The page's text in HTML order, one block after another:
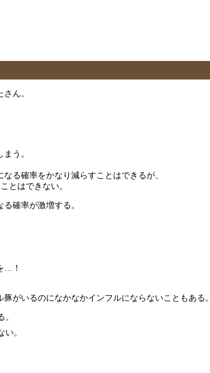
ん。
う。
る確率をかなり減らすことはできるが、
とはできない。
確率が激増する。
…！
がいるのになかなかインフルにならないこともある。
。